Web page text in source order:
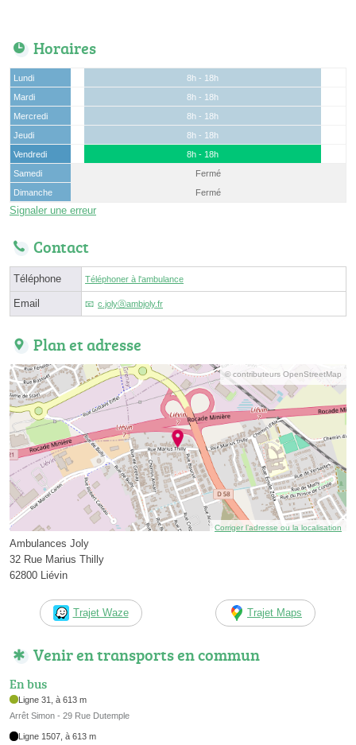
Horaires
Lundi
8h - 18h
Mardi
8h - 18h
Mercredi
8h - 18h
Jeudi
8h - 18h
Vendredi
8h - 18h
Samedi
Fermé
Dimanche
Fermé
Signaler une erreur
Contact
Téléphone Téléphoner à l'ambulance
Email c.jolyⓐambjoly.fr
Plan et adresse
© contributeurs OpenStreetMap
Corriger l’adresse ou la localisation
Ambulances Joly
32 Rue Marius Thilly
62800 Liévin
Trajet Waze Trajet Maps
Venir en transports en commun
En bus
Ligne 31, à 613 m
Arrêt Simon - 29 Rue Dutemple
Ligne 1507, à 613 m